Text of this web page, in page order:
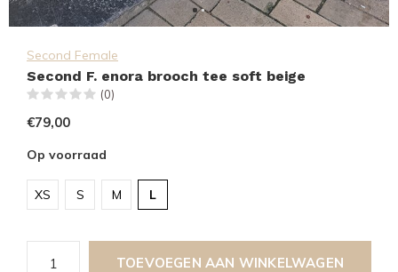
Second Female
Second F. enora brooch tee soft beige
(0)
€79,00
Op voorraad
XS S M L
TOEVOEGEN AAN WINKELWAGEN